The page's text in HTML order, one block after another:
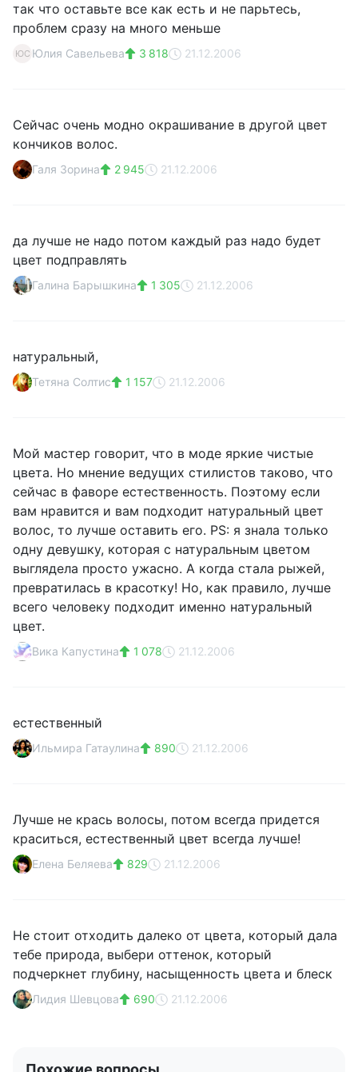
так что оставьте все как есть и не парьтесь,
проблем сразу на много меньше
ЮС Юлия Савельева 3 818 21.12.2006
Сейчас очень модно окрашивание в другой цвет
кончиков волос.
Галя Зорина 2 945 21.12.2006
да лучше не надо потом каждый раз надо будет
цвет подправлять
Галина Барышкина 1 305 21.12.2006
натуральный,
Тетяна Солтис 1 157 21.12.2006
Мой мастер говорит, что в моде яркие чистые
цвета. Но мнение ведущих стилистов таково, что
сейчас в фаворе естественность. Поэтому если
вам нравится и вам подходит натуральный цвет
волос, то лучше оставить его. PS: я знала только
одну девушку, которая с натуральным цветом
выглядела просто ужасно. А когда стала рыжей,
превратилась в красотку! Но, как правило, лучше
всего человеку подходит именно натуральный
цвет.
Вика Капустина 1 078 21.12.2006
естественный
Ильмира Гатаулина 890 21.12.2006
Лучше не крась волосы, потом всегда придется
краситься, естественный цвет всегда лучше!
Елена Беляева 829 21.12.2006
Не стоит отходить далеко от цвета, который дала
тебе природа, выбери оттенок, который
подчеркнет глубину, насыщенность цвета и блеск
Лидия Шевцова 690 21.12.2006